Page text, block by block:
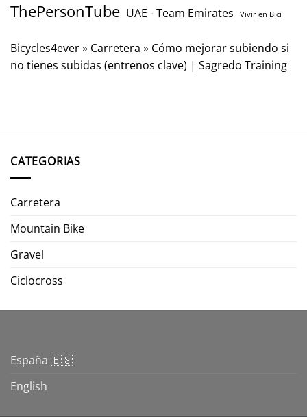
ThePersonTube UAE - Team Emirates Vivir en Bici
Bicycles4ever» Carretera » Cómo mejorar subiendo si
no tienes subidas (entrenos clave) | Sagredo Training
CATEGORIAS
Carretera
Mountain Bike
Gravel
Ciclocross
España 🇪🇸
English